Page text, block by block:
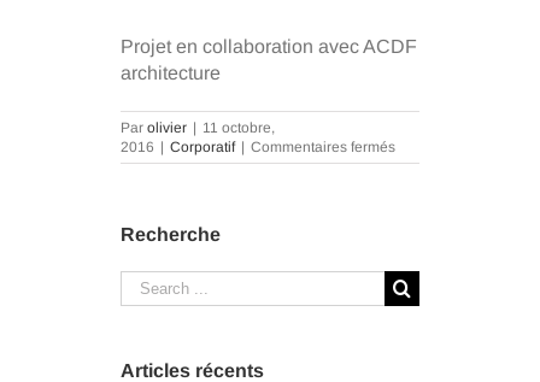
Projet en collaboration avec ACDF
architecture
Par olivier | 11 octobre,
2016 | Corporatif | Commentaires ferméssur
Projet
d’installation
dans
Recherche
Search
for:
Articles récents